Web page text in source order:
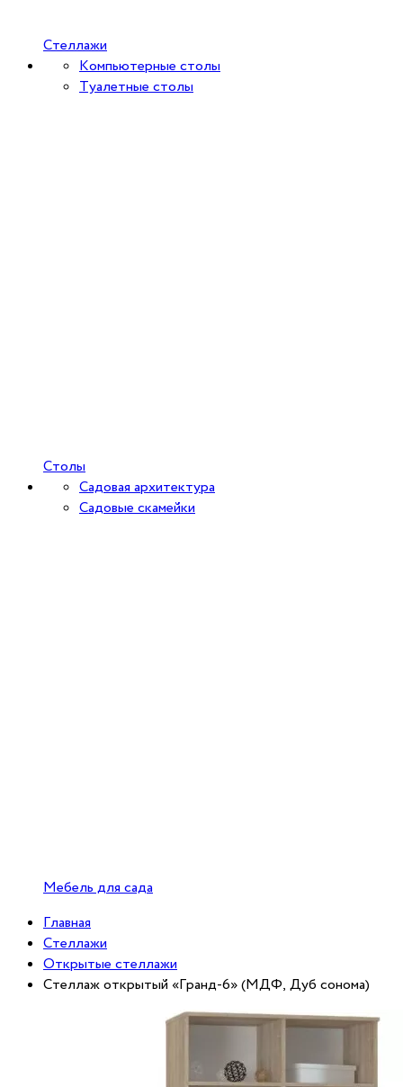
Стеллажи
Компьютерные столы
Туалетные столы
Столы
Садовая архитектура
Садовые скамейки
Мебель для сада
Главная
Стеллажи
Открытые стеллажи
Стеллаж открытый «Гранд-6» (МДФ, Дуб сонома)